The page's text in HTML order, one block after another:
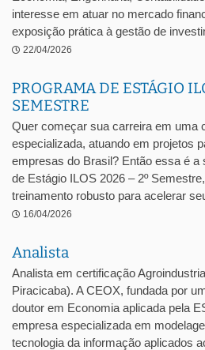
interesse em atuar no mercado
exposição prática à gestão de
22/04/2026
PROGRAMA DE ESTÁGIO
SEMESTRE
Quer começar sua carreira em uma
especializada, atuando em projetos
empresas do Brasil? Então essa é
de Estágio ILOS 2026 – 2º
treinamento robusto para acelerar
16/04/2026
Analista
Analista em certificação
Piracicaba). A CEOX, fundada por
doutor em Economia aplicada pela
empresa especializada em
tecnologia da informação aplicados